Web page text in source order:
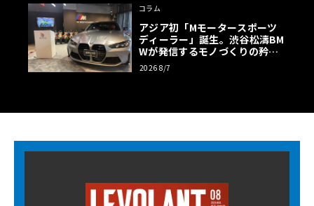
コラム
アジア初「Mモータースポーツ
ディーラー」誕生。渋谷松濤BM
Wが発信するモノづくりの矜持
【木下隆之コラム】
2026 8/7